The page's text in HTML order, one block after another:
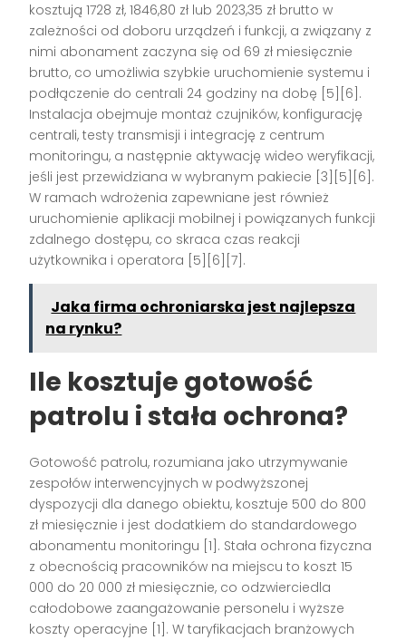
kosztują 1728 zł, 1846,80 zł lub 2023,35 zł brutto w
zależności od doboru urządzeń i funkcji, a związany z
nimi abonament zaczyna się od 69 zł miesięcznie
brutto, co umożliwia szybkie uruchomienie systemu i
podłączenie do centrali 24 godziny na dobę [5][6].
Instalacja obejmuje montaż czujników, konfigurację
centrali, testy transmisji i integrację z centrum
monitoringu, a następnie aktywację wideo weryfikacji,
jeśli jest przewidziana w wybranym pakiecie [3][5][6].
W ramach wdrożenia zapewniane jest również
uruchomienie aplikacji mobilnej i powiązanych funkcji
zdalnego dostępu, co skraca czas reakcji
użytkownika i operatora [5][6][7].
Jaka firma ochroniarska jest najlepsza
na rynku?
Ile kosztuje gotowość
patrolu i stała ochrona?
Gotowość patrolu, rozumiana jako utrzymywanie
zespołów interwencyjnych w podwyższonej
dyspozycji dla danego obiektu, kosztuje 500 do 800
zł miesięcznie i jest dodatkiem do standardowego
abonamentu monitoringu [1]. Stała ochrona fizyczna
z obecnością pracowników na miejscu to koszt 15
000 do 20 000 zł miesięcznie, co odzwierciedla
całodobowe zaangażowanie personelu i wyższe
koszty operacyjne [1]. W taryfikacjach branżowych